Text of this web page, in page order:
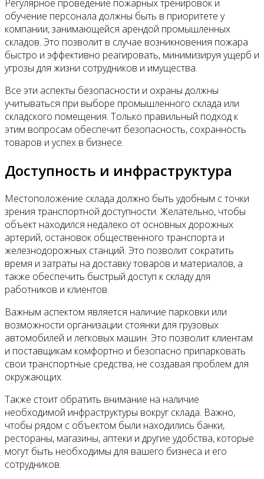
Регулярное проведение пожарных тренировок и
обучение персонала должны быть в приоритете у
компании, занимающейся арендой промышленных
складов. Это позволит в случае возникновения пожара
быстро и эффективно реагировать, минимизируя ущерб и
угрозы для жизни сотрудников и имущества.
Все эти аспекты безопасности и охраны должны
учитываться при выборе промышленного склада или
складского помещения. Только правильный подход к
этим вопросам обеспечит безопасность, сохранность
товаров и успех в бизнесе.
Доступность и инфраструктура
Местоположение склада должно быть удобным с точки
зрения транспортной доступности. Желательно, чтобы
объект находился недалеко от основных дорожных
артерий, остановок общественного транспорта и
железнодорожных станций. Это позволит сократить
время и затраты на доставку товаров и материалов, а
также обеспечить быстрый доступ к складу для
работников и клиентов.
Важным аспектом является наличие парковки или
возможности организации стоянки для грузовых
автомобилей и легковых машин. Это позволит клиентам
и поставщикам комфортно и безопасно припарковать
свои транспортные средства, не создавая проблем для
окружающих.
Также стоит обратить внимание на наличие
необходимой инфраструктуры вокруг склада. Важно,
чтобы рядом с объектом были находились банки,
рестораны, магазины, аптеки и другие удобства, которые
могут быть необходимы для вашего бизнеса и его
сотрудников.